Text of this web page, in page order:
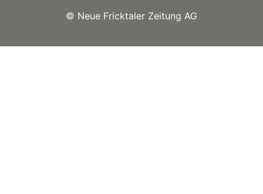
© Neue Fricktaler Zeitung AG